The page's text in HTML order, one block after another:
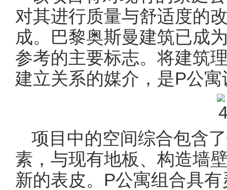
对其进行质量与舒适度的
成。巴黎奥斯曼建筑已成
参考的主要标志。将建筑
建立关系的媒介，是P公
项目中的空间综合包含
素，与现有地板、构造墙
新的表皮。P公寓组合具